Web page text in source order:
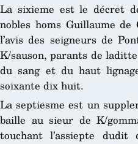
La sixieme est le décret
nobles homs Guillaume
l’avis des seigneurs de
K/sauson, parants de
du sang et du haut
soixante dix huit.
La septiesme est un
baille au sieur de K/
touchant l’assiepte